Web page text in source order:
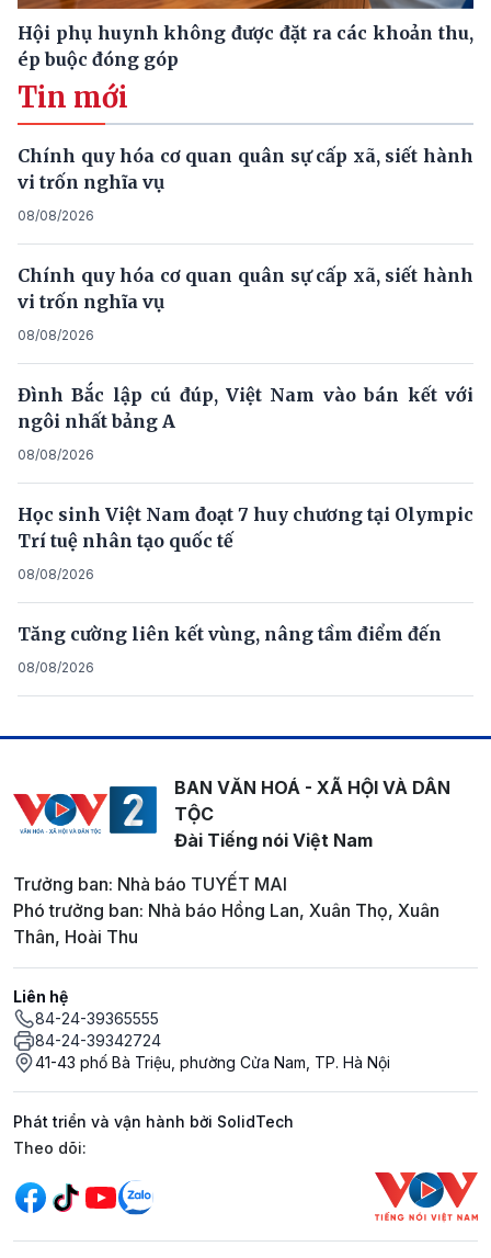
Hội phụ huynh không được đặt ra các khoản thu,
ép buộc đóng góp
Tin mới
Chính quy hóa cơ quan quân sự cấp xã, siết hành
vi trốn nghĩa vụ
08/08/2026
Chính quy hóa cơ quan quân sự cấp xã, siết hành
vi trốn nghĩa vụ
08/08/2026
Đình Bắc lập cú đúp, Việt Nam vào bán kết với
ngôi nhất bảng A
08/08/2026
Học sinh Việt Nam đoạt 7 huy chương tại Olympic
Trí tuệ nhân tạo quốc tế
08/08/2026
Tăng cường liên kết vùng, nâng tầm điểm đến
08/08/2026
BAN VĂN HOÁ - XÃ HỘI VÀ DÂN
TỘC
Đài Tiếng nói Việt Nam
Trưởng ban: Nhà báo TUYẾT MAI
Phó trưởng ban: Nhà báo Hồng Lan, Xuân Thọ, Xuân
Thân, Hoài Thu
Liên hệ
84-24-39365555
84-24-39342724
41-43 phố Bà Triệu, phường Cửa Nam, TP. Hà Nội
Phát triển và vận hành bởi SolidTech
Mạng xã hội
Theo dõi: